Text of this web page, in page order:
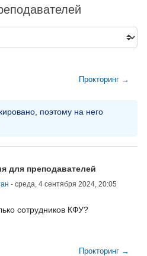
Прокторинг →
поэтому на него
для преподавателей
- среда, 4 сентября 2024, 20:05
0
сотрудников КФУ?
Прокторинг →